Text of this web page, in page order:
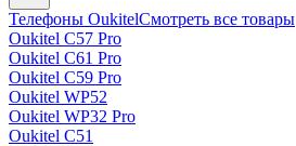
Телефоны OukitelСмотреть все товары
Oukitel C57 Pro
Oukitel C61 Pro
Oukitel C59 Pro
Oukitel WP52
Oukitel WP32 Pro
Oukitel C51